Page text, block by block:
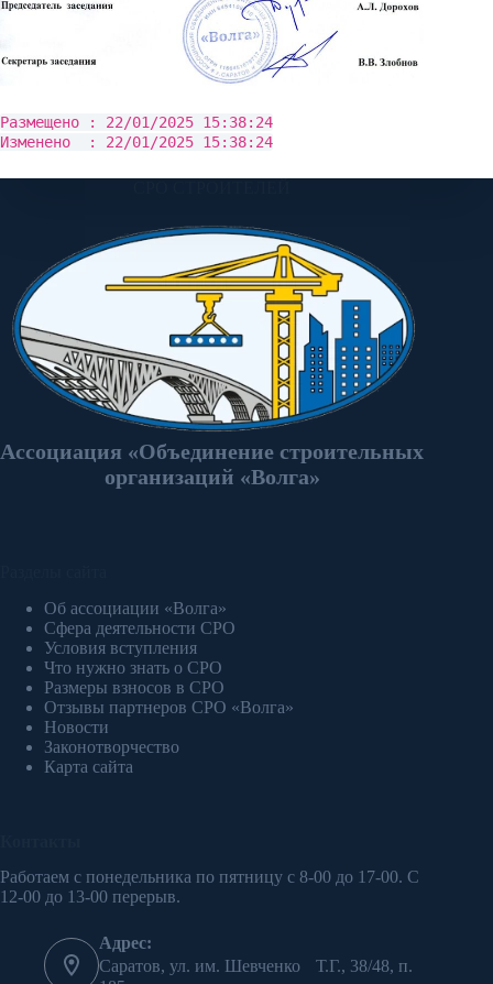
Размещено : 22/01/2025 15:38:24
Изменено : 22/01/2025 15:38:24
Ассоциация «Объединение строительных
организаций «Волга»
Об ассоциации «Волга»
Сфера деятельности СРО
Условия вступления
Что нужно знать о СРО
Размеры взносов в СРО
Отзывы партнеров СРО «Волга»
Новости
Законотворчество
Карта сайта
Работаем с понедельника по пятницу с 8-00 до 17-00. С
12-00 до 13-00 перерыв.
Адрес:
Саратов, ул. им. Шевченко Т.Г., 38/48, п.